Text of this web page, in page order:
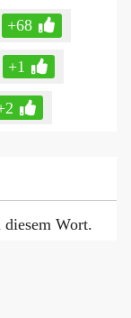
+68
+1
Wort.